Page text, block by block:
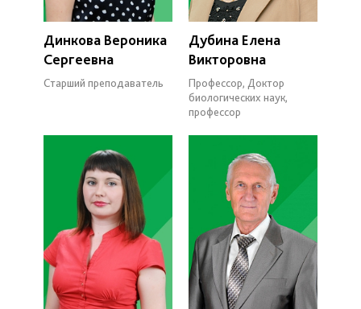
Динкова Вероника
Сергеевна
Старший преподаватель
Дубина Елена
Викторовна
Профессор, Доктор
биологических наук,
профессор